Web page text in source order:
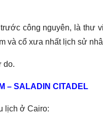
công nguyên, là thư
và cổ xưa nhất lịch sử
do.
– SALADIN CITADEL
lịch ở Cairo: